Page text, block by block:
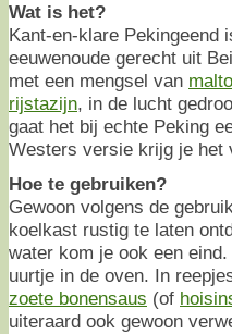
Wat is het?
Kant-en-klare Pekingeend
eeuwenoude gerecht uit
met een mengsel van
rijstazijn, in de lucht
gaat het bij echte Peking
Westers versie krijg je het
Hoe te gebruiken?
Gewoon volgens de
koelkast rustig te laten
water kom je ook een
uurtje in de oven. In
zoete bonensaus (of
uiteraard ook gewoon